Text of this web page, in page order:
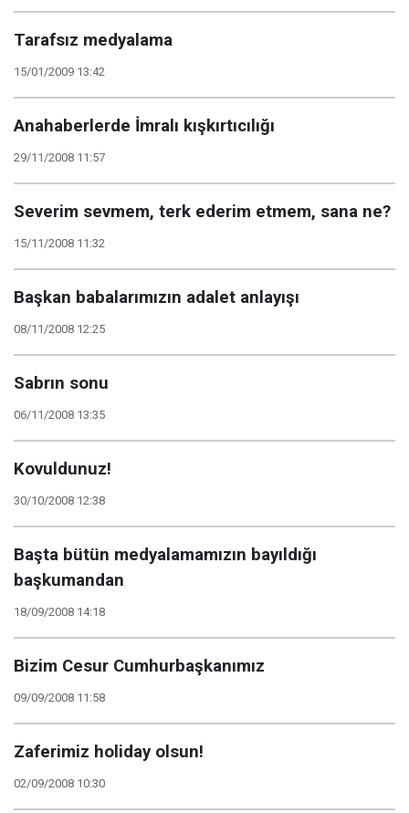
Tarafsız medyalama
15/01/2009 13:42
Anahaberlerde İmralı kışkırtıcılığı
29/11/2008 11:57
Severim sevmem, terk ederim etmem, sana ne?
15/11/2008 11:32
Başkan babalarımızın adalet anlayışı
08/11/2008 12:25
Sabrın sonu
06/11/2008 13:35
Kovuldunuz!
30/10/2008 12:38
Başta bütün medyalamamızın bayıldığı
başkumandan
18/09/2008 14:18
Bizim Cesur Cumhurbaşkanımız
09/09/2008 11:58
Zaferimiz holiday olsun!
02/09/2008 10:30